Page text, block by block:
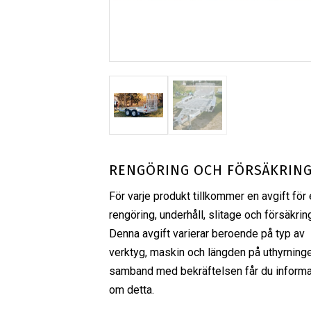
RENGÖRING OCH FÖRSÄKRING
För varje produkt tillkommer en avgift för
rengöring, underhåll, slitage och
Denna avgift varierar beroende på typ av
verktyg, maskin och längden på
samband med bekräftelsen får du
om detta.